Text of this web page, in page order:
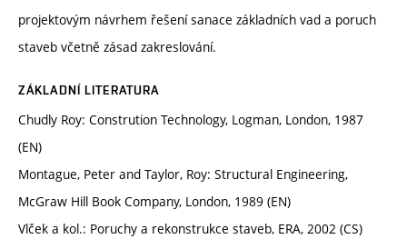
projektovým návrhem řešení sanace základních vad a poruch
staveb včetně zásad zakreslování.
ZÁKLADNÍ LITERATURA
Chudly Roy: Constrution Technology, Logman, London, 1987
(EN)
Montague, Peter and Taylor, Roy: Structural Engineering,
McGraw Hill Book Company, London, 1989 (EN)
Vlček a kol.: Poruchy a rekonstrukce staveb, ERA, 2002 (CS)